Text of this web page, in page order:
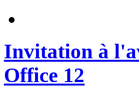
Invitation à
Office 12